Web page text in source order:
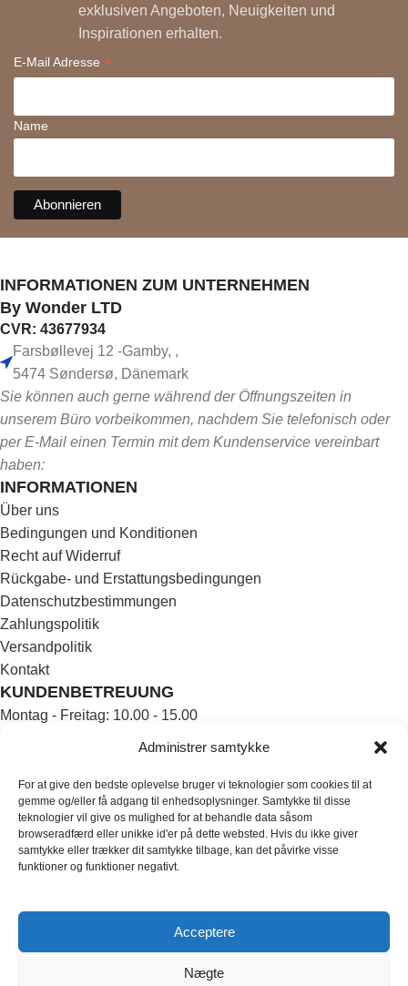
Administrer samtykke
For at give den bedste oplevelse bruger vi teknologier som cookies til at
gemme og/eller få adgang til enhedsoplysninger. Samtykke til disse
teknologier vil give os mulighed for at behandle data såsom
browseradfærd eller unikke id'er på dette websted. Hvis du ikke giver
samtykke eller trækker dit samtykke tilbage, kan det påvirke visse
funktioner og funktioner negativt.
Acceptere
Nægte
exklusiven Angeboten, Neuigkeiten und
Inspirationen erhalten.
E-Mail Adresse *
Name
INFORMATIONEN ZUM UNTERNEHMEN
By Wonder LTD
CVR: 43677934
Farsbøllevej 12 -Gamby, ,
5474 Søndersø, Dänemark
Sie können auch gerne während der Öffnungszeiten in
unserem Büro vorbeikommen, nachdem Sie telefonisch oder
per E-Mail einen Termin mit dem Kundenservice vereinbart
haben:
INFORMATIONEN
Über uns
Bedingungen und Konditionen
Recht auf Widerruf
Rückgabe- und Erstattungsbedingungen
Datenschutzbestimmungen
Zahlungspolitik
Versandpolitik
Kontakt
KUNDENBETREUUNG
Montag - Freitag: 10.00 - 15.00
KONTAKTIEREN SIE UNS PER E-MAIL:
E-Mail: info@hocl.dk
Far far away there live the blind live in Bookmarksgrove
right.
Wir werden uns innerhalb von 3 Werktagen bei Ihnen melden.
KÖNNEN SIE UNS ANRUFEN UNTER
Das Telefon ist werktags von 10-15 Uhr besetzt.